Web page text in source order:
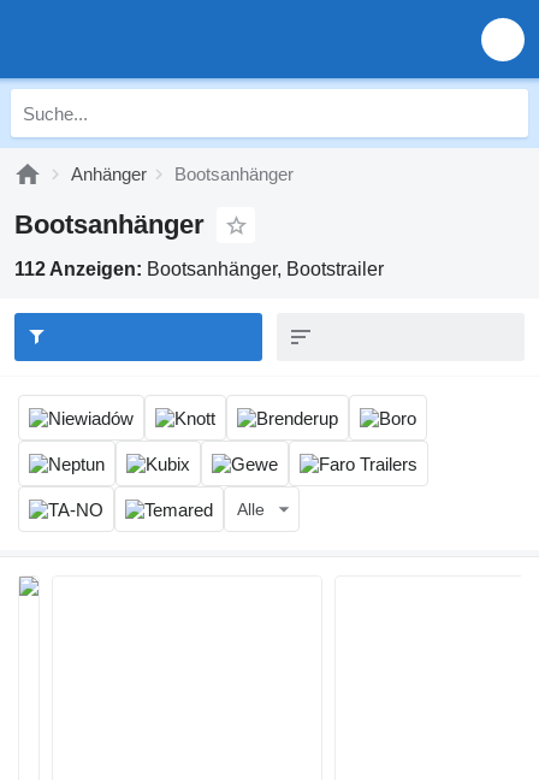
Anhänger Bootsanhänger
Bootsanhänger
112 Anzeigen: Bootsanhänger, Bootstrailer
Alle